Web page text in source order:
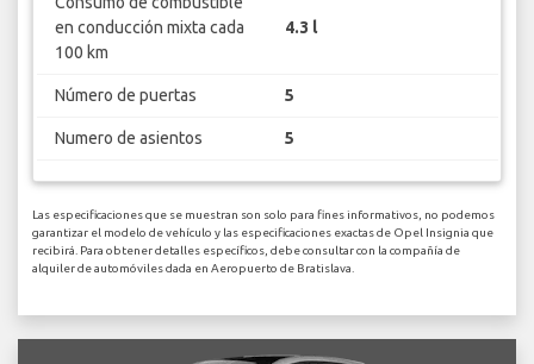
en conducción mixta cada
100 km
4.3 l
Número de puertas 5
Numero de asientos 5
Las especificaciones que se muestran son solo para fines informativos, no podemos
garantizar el modelo de vehículo y las especificaciones exactas de Opel Insignia que
recibirá. Para obtener detalles específicos, debe consultar con la compañía de
alquiler de automóviles dada en Aeropuerto de Bratislava.